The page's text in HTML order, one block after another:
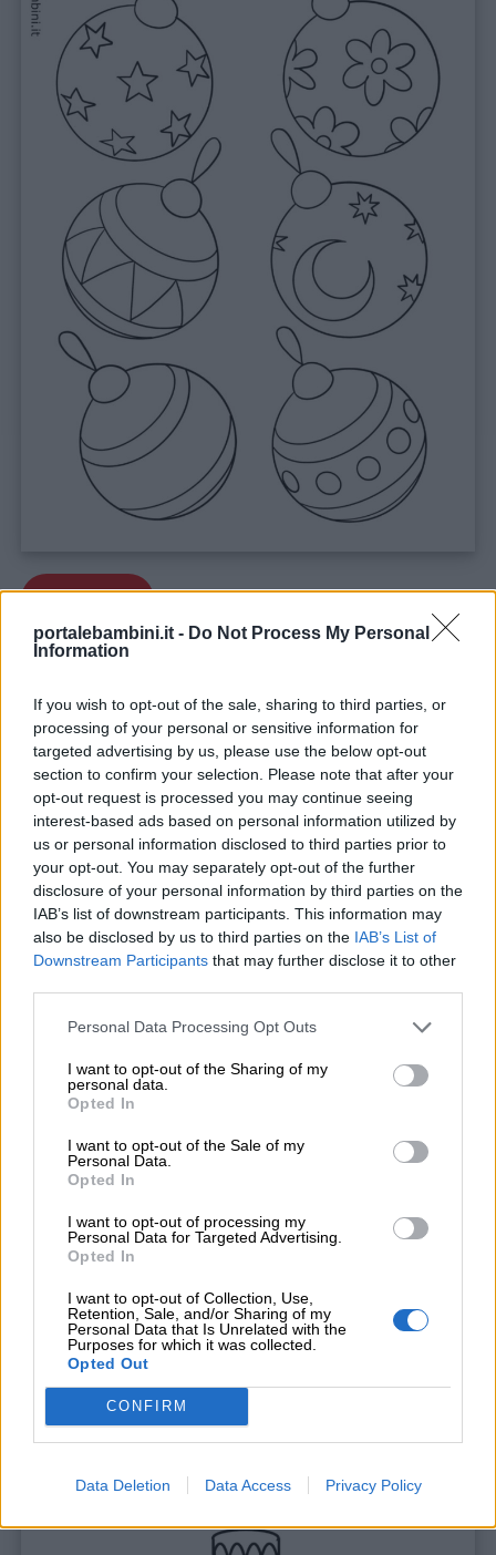
portalebambini.it - Do Not Process My Personal
Information
If you wish to opt-out of the sale, sharing to third parties, or
processing of your personal or sensitive information for
targeted advertising by us, please use the below opt-out
section to confirm your selection. Please note that after your
opt-out request is processed you may continue seeing
interest-based ads based on personal information utilized by
us or personal information disclosed to third parties prior to
your opt-out. You may separately opt-out of the further
disclosure of your personal information by third parties on the
IAB’s list of downstream participants. This information may
also be disclosed by us to third parties on the IAB’s List of
Downstream Participants that may further disclose it to other
Personal Data Processing Opt Outs
I want to opt-out of the Sharing of my
personal data.
Opted In
I want to opt-out of the Sale of my
Personal Data.
Opted In
I want to opt-out of processing my
Personal Data for Targeted Advertising.
Opted In
I want to opt-out of Collection, Use,
Retention, Sale, and/or Sharing of my
Personal Data that Is Unrelated with the
Purposes for which it was collected.
Opted Out
CONFIRM
Data Deletion Data Access Privacy Policy
Stampa
Stampa